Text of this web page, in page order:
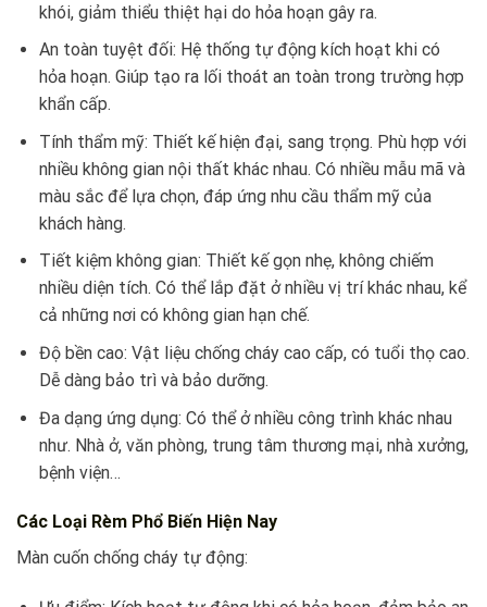
khói, giảm thiểu thiệt hại do hỏa hoạn gây ra.
An toàn tuyệt đối: Hệ thống tự động kích hoạt khi có
hỏa hoạn. Giúp tạo ra lối thoát an toàn trong trường hợp
khẩn cấp.
Tính thẩm mỹ: Thiết kế hiện đại, sang trọng. Phù hợp với
nhiều không gian nội thất khác nhau. Có nhiều mẫu mã và
màu sắc để lựa chọn, đáp ứng nhu cầu thẩm mỹ của
khách hàng.
Tiết kiệm không gian: Thiết kế gọn nhẹ, không chiếm
nhiều diện tích. Có thể lắp đặt ở nhiều vị trí khác nhau, kể
cả những nơi có không gian hạn chế.
Độ bền cao: Vật liệu chống cháy cao cấp, có tuổi thọ cao.
Dễ dàng bảo trì và bảo dưỡng.
Đa dạng ứng dụng: Có thể ở nhiều công trình khác nhau
như. Nhà ở, văn phòng, trung tâm thương mại, nhà xưởng,
bệnh viện…
Các Loại Rèm Phổ Biến Hiện Nay
Màn cuốn chống cháy tự động: